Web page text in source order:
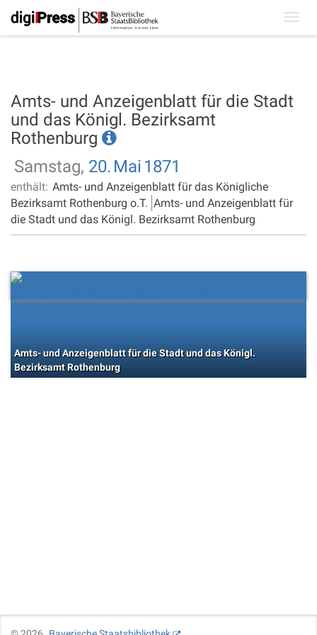
Amts- und Anzeigenblatt für die Stadt
und das Königl. Bezirksamt
Rothenburg
Samstag, 20. Mai 1871
enthält: Amts- und Anzeigenblatt für das Königliche
Bezirksamt Rothenburg o.T. Amts- und Anzeigenblatt für
die Stadt und das Königl. Bezirksamt Rothenburg
Amts- und Anzeigenblatt für die Stadt und das Königl.
Bezirksamt Rothenburg